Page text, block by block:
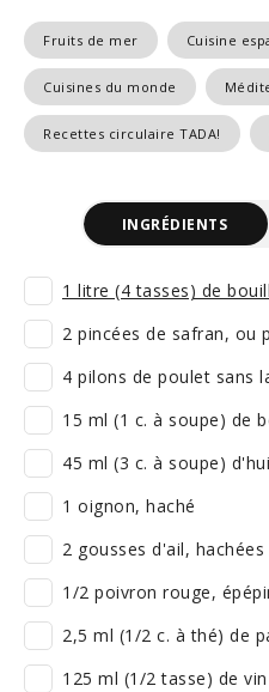
Fruits de mer Cuisine
Cuisines du monde
Recettes circulaire TADA!
INGRÉDIENTS
1 litre (4 tasses) de
2 pincées de safran, ou
4 pilons de poulet sans
15 ml (1 c. à soupe) de
45 ml (3 c. à soupe)
1 oignon, haché
2 gousses d'ail, hachées
1/2 poivron rouge,
2,5 ml (1/2 c. à thé) de
125 ml (1/2 tasse) de